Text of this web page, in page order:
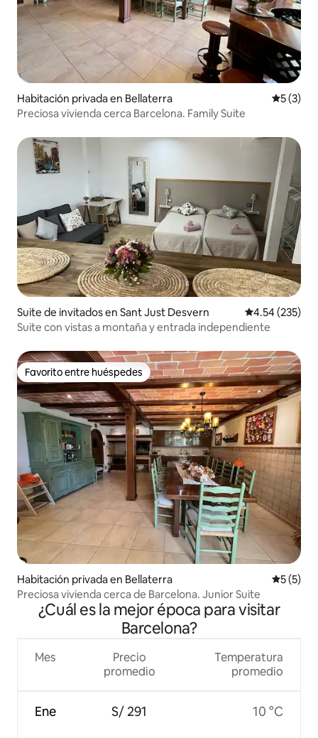
Habitación privada en Bellaterra
5 (3)
Preciosa vivienda cerca Barcelona. Family Suite
Suite de invitados en Sant Just Desvern Calificación
4.54 (235)
Suite con vistas a montaña y entrada independiente
Favorito entre huéspedes
Favorito entre huéspedes
Habitación privada en Bellaterra
5 (5)
Preciosa vivienda cerca de Barcelona. Junior Suite
¿Cuál es la mejor época para visitar
Barcelona?
Mes
Ene
Precio
promedio
S/ 291
Temperatura
promedio
10 °C